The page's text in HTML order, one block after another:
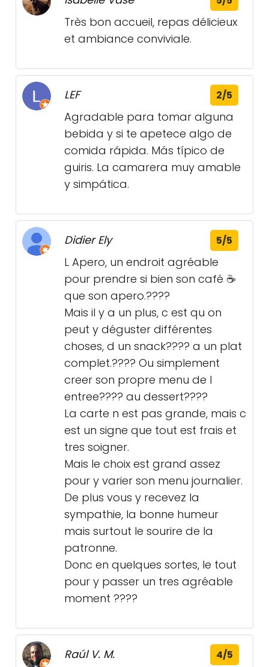
Très bon accueil, repas délicieux
et ambiance conviviale.
LEF 2/5
Agradable para tomar alguna
bebida y si te apetece algo de
comida rápida. Más típico de
guiris. La camarera muy amable
y simpática.
Didier Ely 5/5
L Apero, un endroit agréable
pour prendre si bien son café ☕
que son apero.????
Mais il y a un plus, c est qu on
peut y déguster différentes
choses, d un snack???? a un plat
complet.???? Ou simplement
creer son propre menu de l
entree???? au dessert????
La carte n est pas grande, mais c
est un signe que tout est frais et
tres soigner.
Mais le choix est grand assez
pour y varier son menu journalier.
De plus vous y recevez la
sympathie, la bonne humeur
mais surtout le sourire de la
patronne.
Donc en quelques sortes, le tout
pour y passer un tres agréable
moment ????
Raúl V. M. 4/5